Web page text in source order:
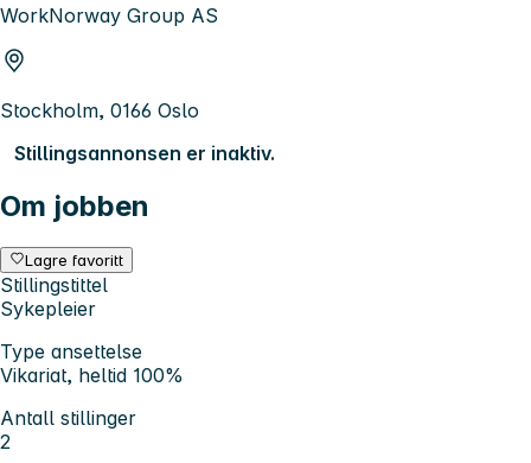
WorkNorway Group AS
Stockholm, 0166 Oslo
Stillingsannonsen er inaktiv.
Om jobben
Lagre favoritt
Stillingstittel
Sykepleier
Type ansettelse
Vikariat, heltid 100%
Antall stillinger
2